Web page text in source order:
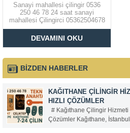
Sanayi mahallesi çilingir 0536
250 46 78 24 saat sanayi
mahallesi Çilingirci 05362504678
Sanayi mahallesinin tüm
mahallelerine 15 dk içerisinde
her tür kapı açma, çelik kasa
açma, araba kapısı açma Çilingir
hizmeti verilir. Ayrıca çelik ve
ahşap kapı kilitleri ve...
DEVAMINI OKU
BİZDEN HABERLER
KAĞITHANE ÇILINGIR
HIZLI ÇÖZÜMLER
# Kağıthane Çilingir Hizmeti
Çözümler Kağıthane,